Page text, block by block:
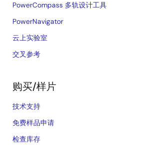
PowerCompass 多轨设计工具
PowerNavigator
云上实验室
交叉参考
购买/样片
技术支持
免费样品申请
检查库存